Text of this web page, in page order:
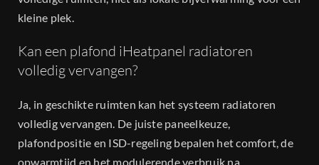
kleine plek.
Kan een plafond iHeatpanel radiatoren
volledig vervangen?
Ja, in geschikte ruimten kan het systeem radiatoren
volledig vervangen. De juiste paneelkeuze,
plafondpositie en ISD-regeling bepalen het comfort, de
opwarmtijd en het modulerende verbruik na